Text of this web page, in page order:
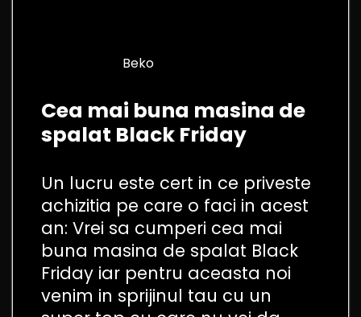
Beko
Cea mai buna masina de
spalat Black Friday
Un lucru este cert in ce priveste
achizitia pe care o faci in acest
an: Vrei sa cumperi cea mai
buna masina de spalat Black
Friday iar pentru aceasta noi
venim in sprijinul tau cu un